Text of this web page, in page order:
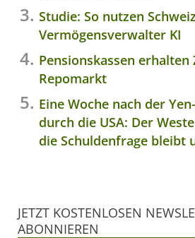
Studie: So nutzen
Vermögensverwalter KI
Pensionskassen erhalten
Repomarkt
Eine Woche nach der
durch die USA: Der
die Schuldenfrage bleibt
JETZT KOSTENLOSEN
ABONNIEREN